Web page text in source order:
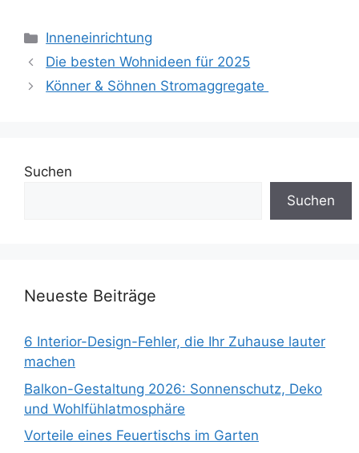
Kategorien
Inneneinrichtung
Die besten Wohnideen für 2025
Könner & Söhnen Stromaggregate
Suchen
Suchen
Neueste Beiträge
6 Interior-Design-Fehler, die Ihr Zuhause lauter
machen
Balkon-Gestaltung 2026: Sonnenschutz, Deko
und Wohlfühlatmosphäre
Vorteile eines Feuertischs im Garten